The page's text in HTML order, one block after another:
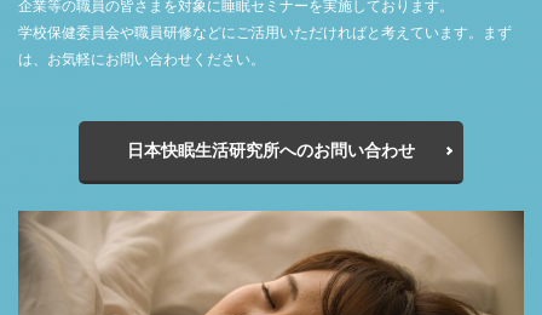
企業等の職員の皆さまを対象に睡眠セミナーを実施しております。
学校保健委員会や職員研修などにご活用いただければと考えています。まず
は、お気軽にお問い合わせください。
日本快眠生活研究所へのお問い合わせ